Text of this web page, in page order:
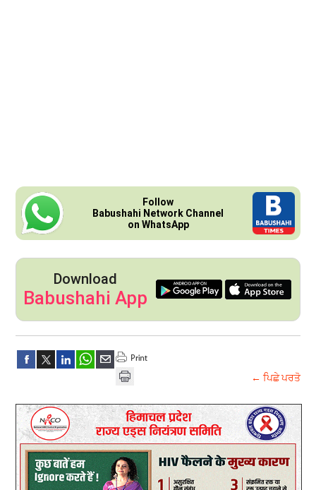
Follow
Babushahi Network Channel
on WhatsApp
Download
Babushahi App
← ਪਿਛੇ ਪਰਤੋ